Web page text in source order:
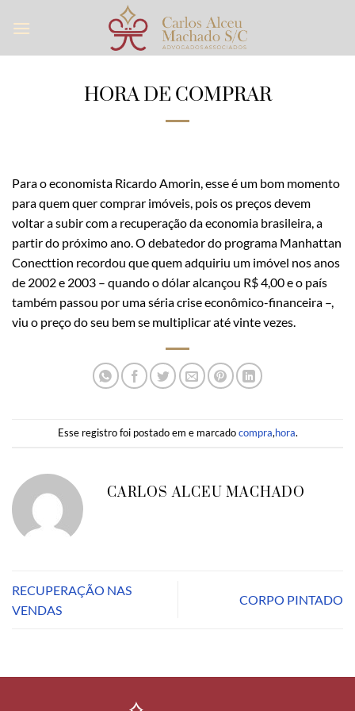
HORA DE COMPRAR
Para o economista Ricardo Amorin, esse é um bom momento
para quem quer comprar imóveis, pois os preços devem
voltar a subir com a recuperação da economia brasileira, a
partir do próximo ano. O debatedor do programa Manhattan
Conecttion recordou que quem adquiriu um imóvel nos anos
de 2002 e 2003 – quando o dólar alcançou R$ 4,00 e o país
também passou por uma séria crise econômico-financeira –,
viu o preço do seu bem se multiplicar até vinte vezes.
Esse registro foi postado em e marcadocompra,hora.
CARLOS ALCEU MACHADO
RECUPERAÇÃO NAS
VENDAS
CORPO PINTADO